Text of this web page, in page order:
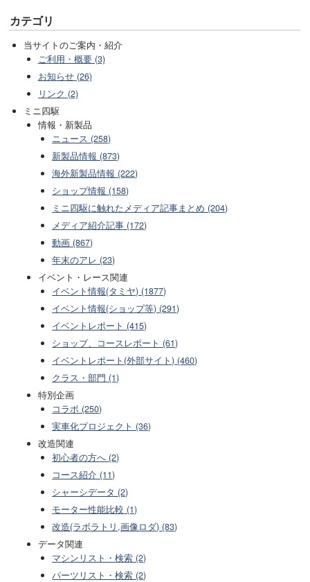
カテゴリ
当サイトのご案内・紹介
ご利用・概要 (3)
お知らせ (26)
リンク (2)
ミニ四駆
情報・新製品
ニュース (258)
新製品情報 (873)
海外新製品情報 (222)
ショップ情報 (158)
ミニ四駆に触れたメディア記事まとめ (204)
メディア紹介記事 (172)
動画 (867)
年末のアレ (23)
イベント・レース関連
イベント情報(タミヤ) (1877)
イベント情報(ショップ等) (291)
イベントレポート (415)
ショップ、コースレポート (61)
イベントレポート(外部サイト) (460)
クラス・部門 (1)
特別企画
コラボ (250)
実車化プロジェクト (36)
改造関連
初心者の方へ (2)
コース紹介 (11)
シャーシデータ (2)
モーター性能比較 (1)
改造(ラボラトリ,画像ロダ) (83)
データ関連
マシンリスト・検索 (2)
パーツリスト・検索 (2)